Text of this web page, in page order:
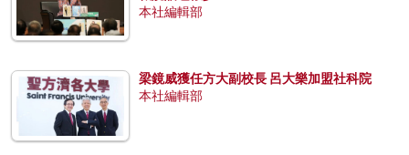
本社編輯部
梁鏡威獲任方大副校長 呂大樂加盟社科院
本社編輯部